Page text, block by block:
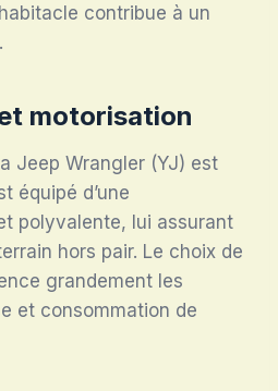
contribue à un
motorisation
Jeep Wrangler (YJ) est
équipé d’une
polyvalente, lui assurant
hors pair. Le choix de
grandement les
et consommation de